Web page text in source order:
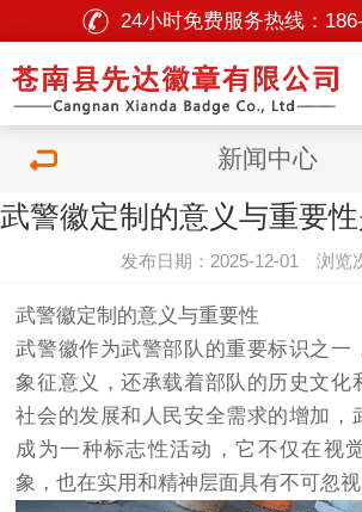
24小时免费服务热线：
新闻中心
武警徽定制的意义与重要
发布日期：2025-12-01 浏览
武警徽定制的意义与重要性
武警徽作为武警部队的重要标识之一
象征意义，还承载着部队的历史文化
社会的发展和人民安全需求的增加，
成为一种标志性活动，它不仅在视
象，也在实用和精神层面具有不可忽视